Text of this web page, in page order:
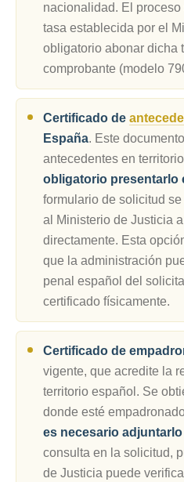
nacionalidad. El
tasa establecida por el
obligatorio abonar dicha
comprobante (modelo
Certificado de
España. Este
antecedentes en
obligatorio presentarlo
formulario de solicitud
al Ministerio de Justicia
directamente. Esta
que la administración
penal español del
certificado físicamente.
Certificado de
vigente, que acredite la
territorio español. Se
donde esté
es necesario
consulta en la solicitud,
de Justicia puede